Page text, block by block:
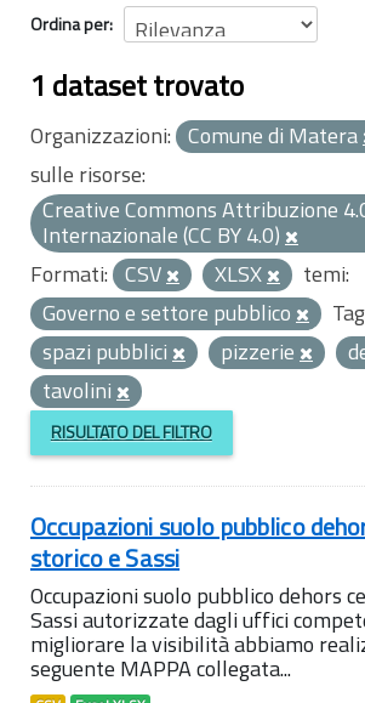
Ordina per
1 dataset trovato
Organizzazioni: Comune di Matera
sulle risorse:
Creative Commons Attribuzione
Internazionale (CC BY 4.0)
Formati: CSV XLSX
temi:
Governo e settore pubblico
spazi pubblici
pizzerie
tavolini
RISULTATO DEL FILTRO
Occupazioni suolo pubblico
storico e Sassi
Occupazioni suolo pubblico dehors
Sassi autorizzate dagli uffici
migliorare la visibilità abbiamo
seguente MAPPA collegata...